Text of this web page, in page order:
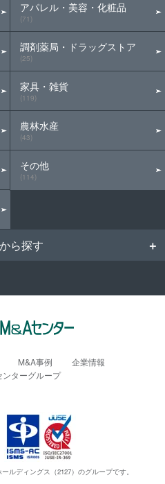
アパレル・美容・化粧品
(71)
調剤薬局・ドラッグストア
(25)
家具・雑貨
(119)
農林水産
(43)
その他
(114)
ら探す
M&A事例
企業情報
ンターグループ
ルディングス（2127）のグループです。